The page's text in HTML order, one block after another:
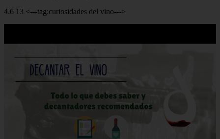
4.6 13 <---tag:curiosidades del vino--->